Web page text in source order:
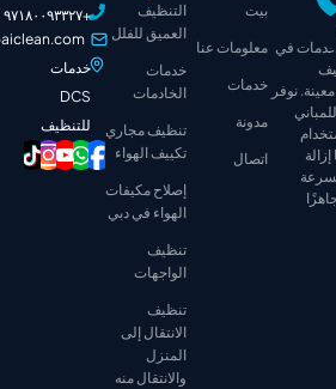
بيت
معلومات عنا
خدمات
مدونة
اتصال
التنظيف
العميق للفلل
الخادمات
تنظيف مجاري
تكييف الهواء
إصلاح مكيفات
الهواء في دبي
والانتقال منه
+٩٧١٨٠٠٩٣٣٢٧
info@dubaiclean.com
خدمات
DCS
للتنظيف